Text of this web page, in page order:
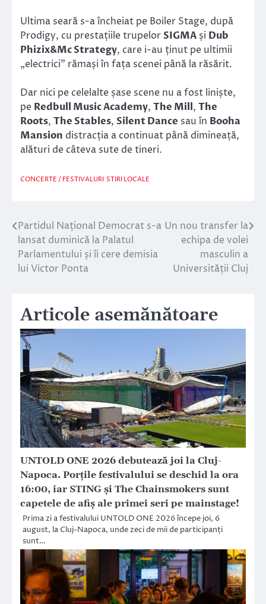
Ultima seară s-a încheiat pe Boiler Stage, după
Prodigy, cu prestațiile trupelorSIGMA și Dub
Phizix&Mc Strategy, care i-au ținut pe ultimii
„electrici” rămași în fața scenei până la răsărit.
Dar nici pe celelalte șase scene nu a fost liniște,
pe Redbull Music Academy, The Mill, The
Roots, The Stables, Silent Dance sau în Booha
Mansion distracția a continuat până dimineață,
alături de câteva sute de tineri.
CONCERTE / FESTIVALURI STIRI LOCALE
Navigare
în
articole
Partidul Național Democrat s-a
lansat duminică la Palatul
Parlamentului și îi cere demisia
lui Victor Ponta
Un nou transfer la
echipa de volei
masculin a
Universității Cluj
Articole asemănătoare
UNTOLD ONE 2026 debutează joi la Cluj-
Napoca. Porțile festivalului se deschid la ora
16:00, iar STING și The Chainsmokers sunt
capetele de afiș ale primei seri pe mainstage!
Prima zi a festivalului UNTOLD ONE 2026 începe joi, 6
august, la Cluj-Napoca, unde zeci de mii de participanți
sunt…